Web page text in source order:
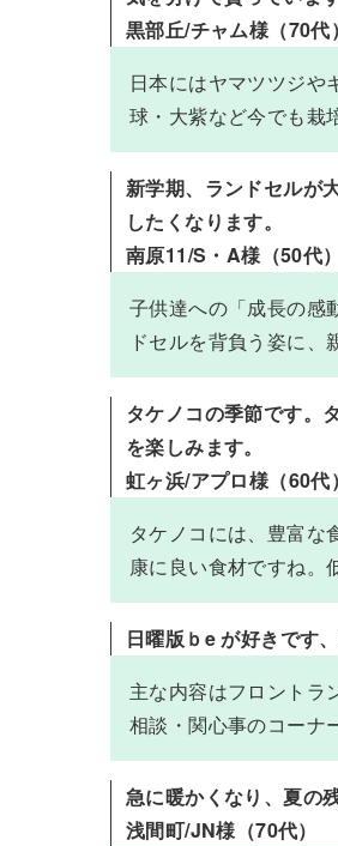
黒部丘/チャム様（70代）
日本にはヤマツツジや
球・大紫など今でも栽
新学期、ランドセルが
したくなります。
南原11/S・A様（50代）
子供達への「成長の感
ドセルを背負う姿に、
タケノコの季節です。
を楽しみます。
虹ヶ浜/アプロ様（60代）
タケノコには、豊富な
康に良い食材ですね。
日曜版ｂe が好きです
主な内容はフロントラ
相談・関心事のコーナ
急に暖かくなり、夏の
浅間町/JN様（70代）